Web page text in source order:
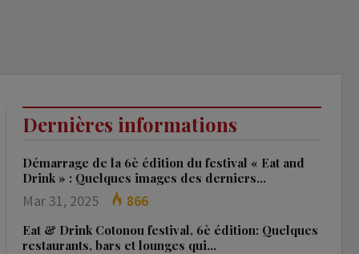
Dernières informations
Démarrage de la 6è édition du festival « Eat and
Drink » : Quelques images des derniers…
Mar 31, 2025 866
Eat & Drink Cotonou festival, 6è édition: Quelques
restaurants, bars et lounges qui…